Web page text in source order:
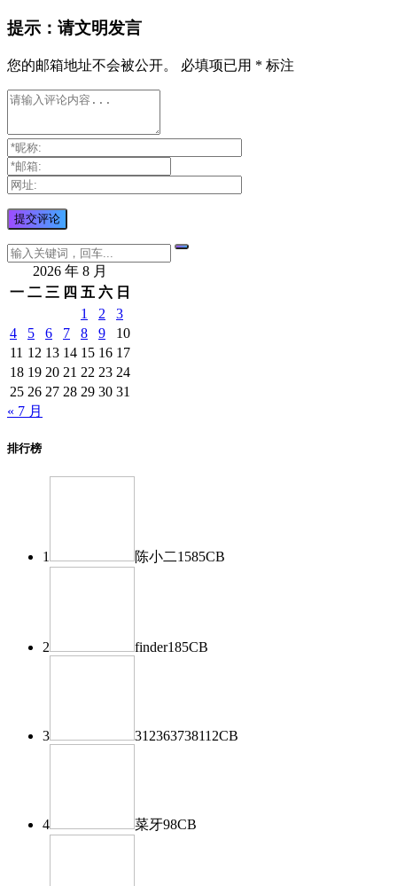
提示：请文明发言
您的邮箱地址不会被公开。 必填项已用 * 标注
2026 年 8 月
一 二 三 四 五 六 日
1
2
3
4
5 6 7 8 9
10
11 12 13 14 15 16 17
18 19 20 21 22 23 24
25 26 27 28 29 30 31
« 7 月
排行榜
1 陈小二1585CB
2 finder185CB
3 312363738112CB
4 菜牙98CB